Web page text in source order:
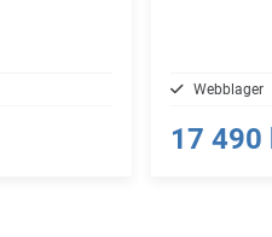
Webblager
17 490